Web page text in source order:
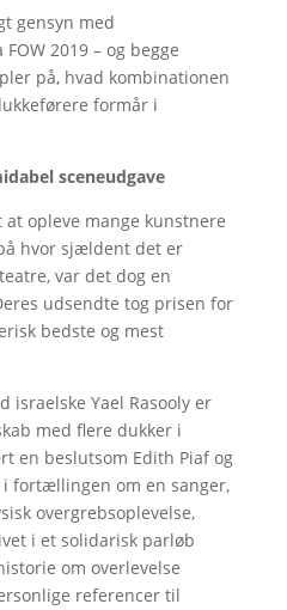
gensyn med
2019 – og begge
på, hvad kombinationen
formår i
sceneudgave
opleve mange kunstnere
hvor sjældent det er
var det dog en
udsendte tog prisen for
bedste og mest
israelske Yael Rasooly er
med flere dukker i
en beslutsom Edith Piaf og
fortællingen om en sanger,
overgrebsoplevelse,
i et solidarisk parløb
om overlevelse
referencer til